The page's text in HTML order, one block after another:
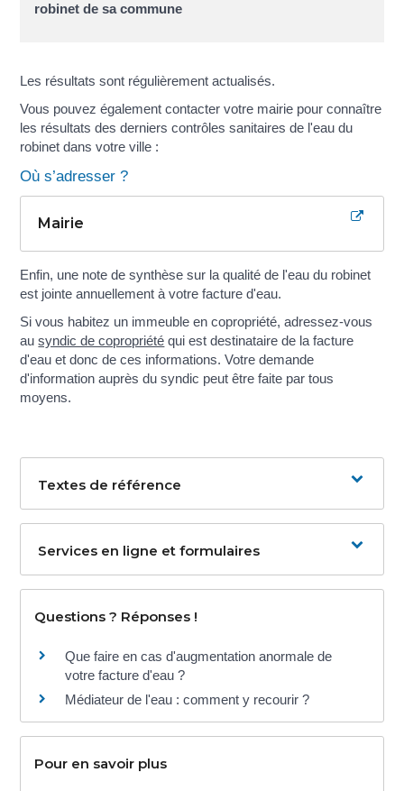
robinet de sa commune
Les résultats sont régulièrement actualisés.
Vous pouvez également contacter votre mairie pour connaître
les résultats des derniers contrôles sanitaires de l'eau du
robinet dans votre ville :
Où s’adresser ?
Mairie
Enfin, une note de synthèse sur la qualité de l'eau du robinet
est jointe annuellement à votre facture d'eau.
Si vous habitez un immeuble en copropriété, adressez-vous
ausyndic de copropriété qui est destinataire de la facture
d'eau et donc de ces informations. Votre demande
d'information auprès du syndic peut être faite par tous
moyens.
Textes de référence
Services en ligne et formulaires
Questions ? Réponses !
Que faire en cas d'augmentation anormale de
votre facture d'eau ?
Médiateur de l'eau : comment y recourir ?
Pour en savoir plus